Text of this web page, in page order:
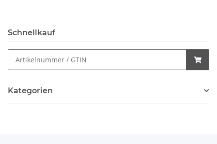
Schnellkauf
Kategorien